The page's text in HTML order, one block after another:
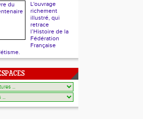
L'ouvrage
richement
illustré, qui
retrace
l’Histoire de la
Fédération
Française